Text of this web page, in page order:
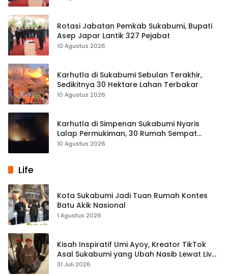
Rotasi Jabatan Pemkab Sukabumi, Bupati
Asep Japar Lantik 327 Pejabat
10 Agustus 2026
Karhutla di Sukabumi Sebulan Terakhir,
Sedikitnya 30 Hektare Lahan Terbakar
10 Agustus 2026
Karhutla di Simpenan Sukabumi Nyaris
Lalap Permukiman, 30 Rumah Sempat
Terancam
10 Agustus 2026
Life
Kota Sukabumi Jadi Tuan Rumah Kontes
Batu Akik Nasional
1 Agustus 2026
Kisah Inspiratif Umi Ayoy, Kreator TikTok
Asal Sukabumi yang Ubah Nasib Lewat Live
Streaming
31 Juli 2026